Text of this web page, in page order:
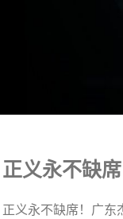
正义永不缺
正义永不缺席！广东